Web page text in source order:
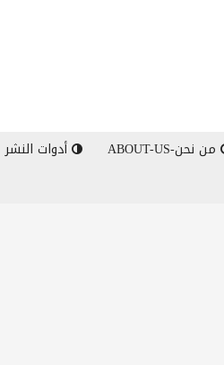
من نحن-ABOUT-US أدوات النشر